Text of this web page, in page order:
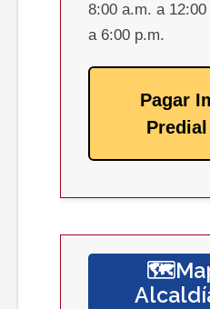
8:00 a.m. a
a 6:00 p.m.
Pagar